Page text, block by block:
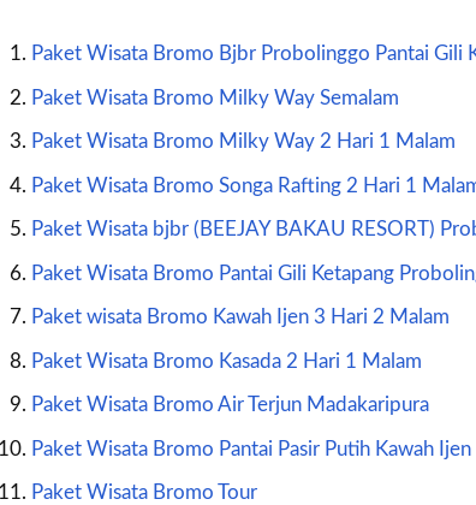
Paket Wisata Bromo Bjbr Probolinggo Pantai Gili
Paket Wisata Bromo Milky Way Semalam
Paket Wisata Bromo Milky Way 2 Hari 1 Malam
Paket Wisata Bromo Songa Rafting 2 Hari 1
Paket Wisata bjbr (BEEJAY BAKAU RESORT)
Paket Wisata Bromo Pantai Gili Ketapang
Paket wisata Bromo Kawah Ijen 3 Hari 2 Malam
Paket Wisata Bromo Kasada 2 Hari 1 Malam
Paket Wisata Bromo Air Terjun Madakaripura
Paket Wisata Bromo Pantai Pasir Putih Kawah
Paket Wisata Bromo Tour